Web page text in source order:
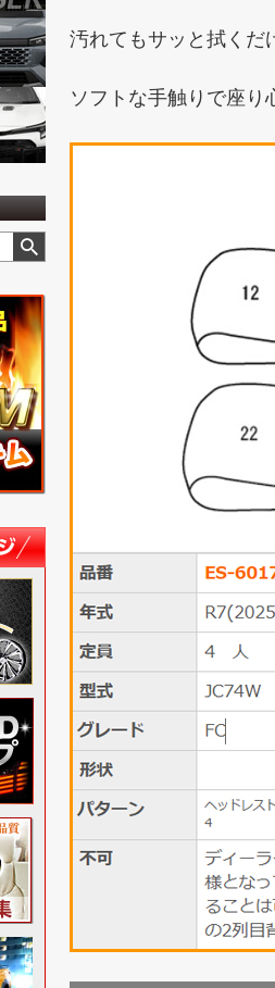
汚れてもサッと拭くだ
ソフトな手触りで座り